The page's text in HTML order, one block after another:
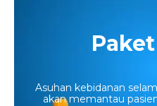
Asuhan kebidanan
akan memantau